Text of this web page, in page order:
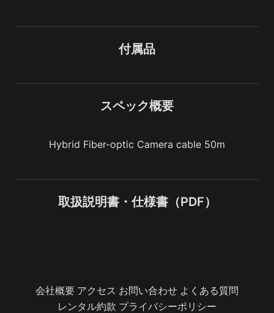
付属品
スペック概要
Hybrid Fiber-optic Camera cable 50m
取扱説明書・仕様書（PDF）
会社概要 アクセス お問い合わせ よくある質問
レンタル約款 プライバシーポリシー